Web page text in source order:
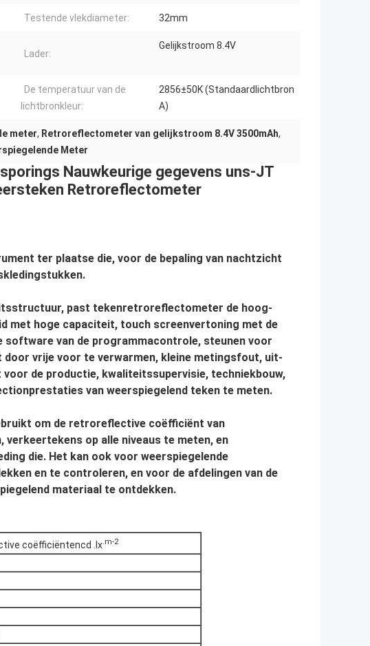
Testende vlekdiameter: 32mm
Lader:
Gelijkstroom 8.4V
De temperatuur van de
lichtbronkleur:
2856±50K (Standaardlichtbron
A)
meter, Retroreflectometer van gelijkstroom 8.4V 3500mAh,
Meter
Nauwkeurige gegevens uns-JT
Retroreflectometer
ter plaatse die, voor de bepaling van nachtzicht
past tekenretroreflectometer de hoog-
met hoge capaciteit, touch screenvertoning met de
software van de programmacontrole, steunen voor
vrije voor te verwarmen, kleine metingsfout, uit-
de productie, kwaliteitssupervisie, techniekbouw,
van weerspiegelend teken te meten.
om de retroreflective coëfficiënt van
op alle niveaus te meten, en
die. Het kan ook voor weerspiegelende
en te controleren, en voor de afdelingen van de
materiaal te ontdekken.
coëfficiëntencd .lx.m-2